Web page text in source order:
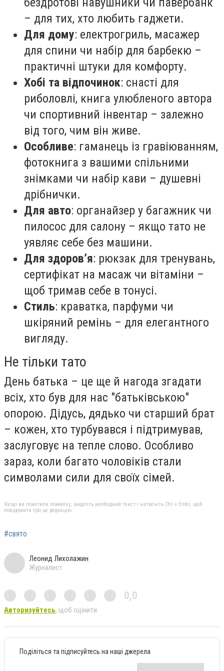
– для тих, хто любить гаджети.
Для дому: електрогриль, масажер
для спини чи набір для барбекю –
практичні штуки для комфорту.
Хобі та відпочинок: снасті для
риболовлі, книга улюбленого автора
чи спортивний інвентар – залежно
від того, чим він живе.
Особливе: гаманець із гравіюванням,
фотокнига з вашими спільними
знімками чи набір кави – душевні
дрібнички.
Для авто: органайзер у багажник чи
пилосос для салону – якщо тато не
уявляє себе без машини.
Для здоров’я: рюкзак для тренувань,
сертифікат на масаж чи вітаміни –
щоб тримав себе в тонусі.
Стиль: краватка, парфуми чи
шкіряний ремінь – для елегантного
вигляду.
Не тільки тато
День батька – це ще й нагода згадати
всіх, хто був для нас "батьківською"
опорою. Дідусь, дядько чи старший брат
– кожен, хто турбувався і підтримував,
заслуговує на тепле слово. Особливо
зараз, коли багато чоловіків стали
символами сили для своїх сімей.
Якщо ви помітили помилку, виділіть необхідний текст і натисніть Ctrl + Enter, щоб
повідомити про це редакцію
#свято
Леонид Лихолажин
Журналист
0,0
Авторизуйтесь, щоб оцінити
Поділіться та підписуйтесь на наші джерела